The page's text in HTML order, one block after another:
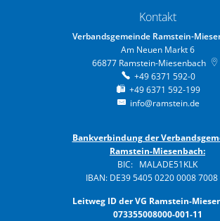
Kontakt
Verbandsgemeinde Ramstein-
Am Neuen Markt 6
66877 Ramstein-Miesenbach
+49 6371 592-0
+49 6371 592-199
info@ramstein.de
Bankverbindung der
Ramstein-Miesenbach:
BIC: MALADE51KLK
IBAN: DE39 5405 0220 0008 7008
Leitweg ID der VG Ramstein-
073355008000-001-11